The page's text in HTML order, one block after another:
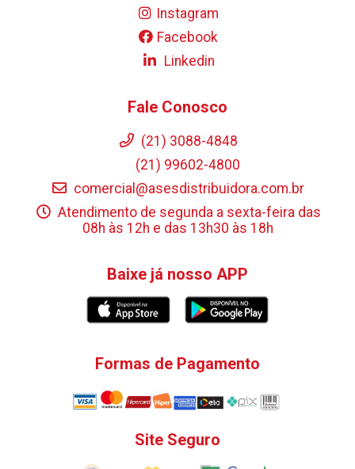
Instagram
Facebook
Linkedin
Fale Conosco
(21) 3088-4848
(21) 99602-4800
comercial@asesdistribuidora.com.br
Atendimento de segunda a sexta-feira das
08h às 12h e das 13h30 às 18h
Baixe já nosso APP
Formas de Pagamento
Site Seguro